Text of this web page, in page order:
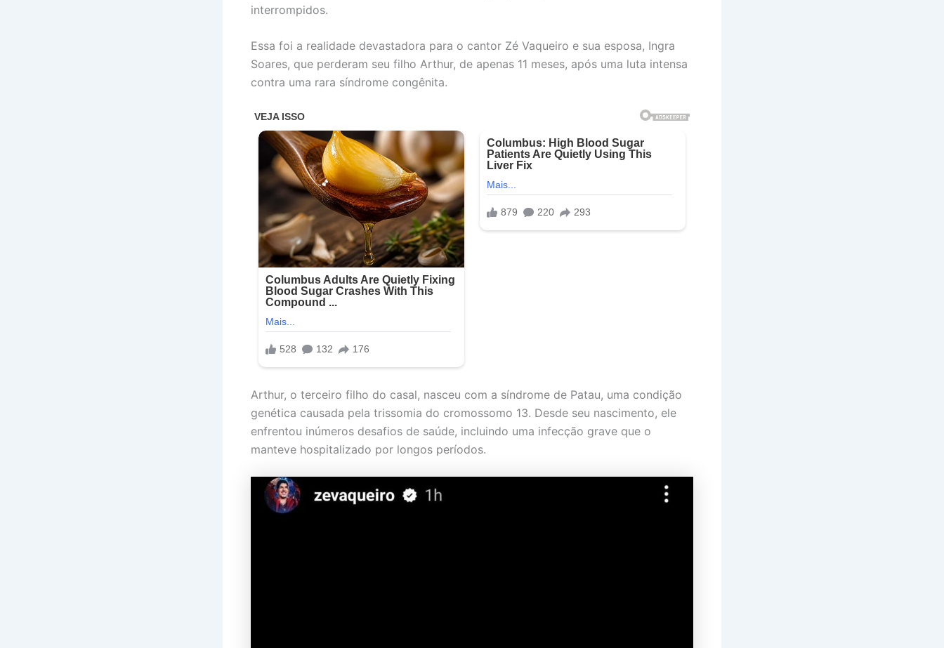
interrompidos.
Essa foi a realidade devastadora para o cantor Zé Vaqueiro e sua esposa, Ingra
Soares, que perderam seu filho Arthur, de apenas 11 meses, após uma luta intensa
contra uma rara síndrome congênita.
Arthur, o terceiro filho do casal, nasceu com a síndrome de Patau, uma condição
genética causada pela trissomia do cromossomo 13. Desde seu nascimento, ele
enfrentou inúmeros desafios de saúde, incluindo uma infecção grave que o
manteve hospitalizado por longos períodos.